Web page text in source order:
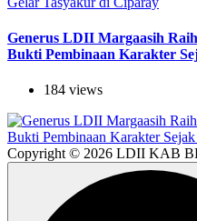
Generus LDII Margaasih
Bukti Pembinaan Karakter
184 views
Copyright © 2026 LDII KAB